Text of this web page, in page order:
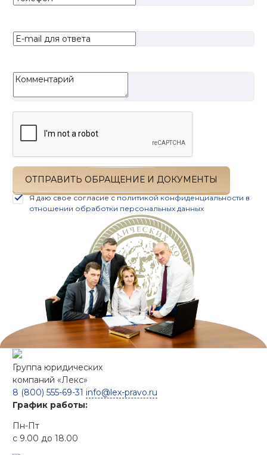
ОТПРАВИТЬ ОБРАЩЕНИЕ И ДОКУМЕНТЫ
Я даю свое согласие сполитикой конфиденциальности в
отношении обработки персональных данных
Группа юридических
компаний «Лекс»
8 (800) 555-69-31 info@lex-pravo.ru
График работы:
Пн-Пт
с 9.00 до 18.00